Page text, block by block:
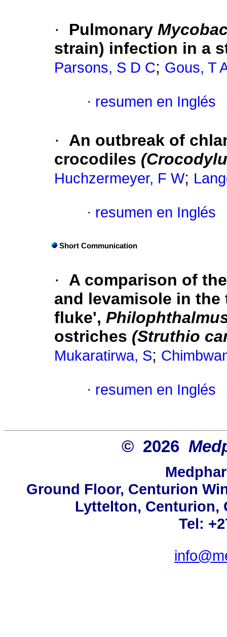
· Pulmonary
strain) infection in a
Parsons, S D C; Gous, T
· resumen en Inglés
·
An outbreak of
crocodiles
Huchzermeyer, F W;
· resumen en Inglés
Short Communication
·
A comparison of
and levamisole in
fluke',
ostriches (Struthio
Mukaratirwa, S;
· resumen en Inglés
© 2026
Ground Floor, Centurion
Lyttelton, Centurion,
Tel: